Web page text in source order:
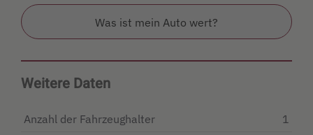
Was ist mein Auto wert?
Weitere Daten
Anzahl der Fahrzeughalter
1